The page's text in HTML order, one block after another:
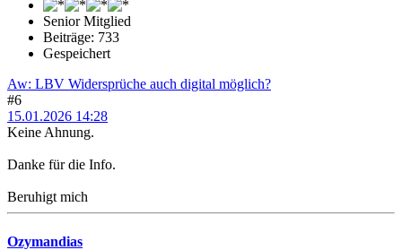
Senior Mitglied
Beiträge: 733
Gespeichert
Aw: LBV Widersprüche auch digital möglich?
#6
15.01.2026 14:28
Keine Ahnung.
Danke für die Info.
Beruhigt mich
Ozymandias